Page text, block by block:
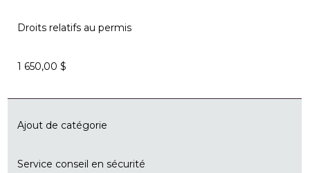
Droits relatifs au permis
1 650,00 $
Ajout de catégorie
Service conseil en sécurité